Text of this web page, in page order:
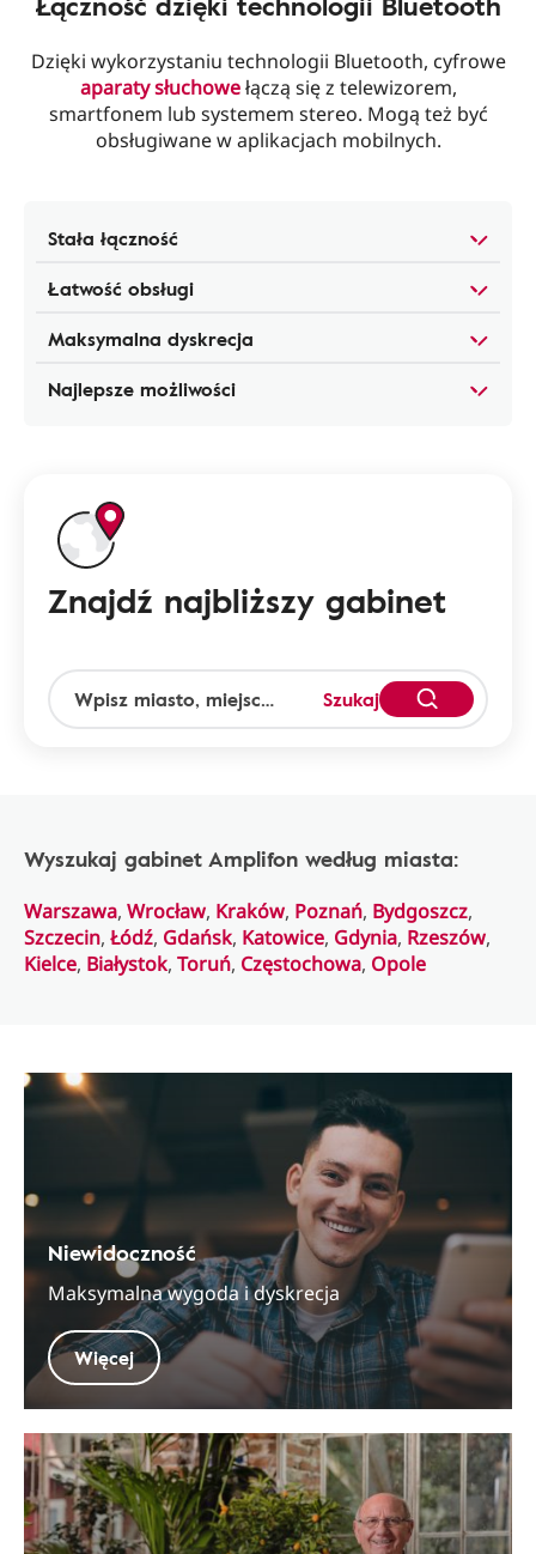
Dzięki wykorzystaniu technologii Bluetooth, cyfrowe
aparaty słuchowełączą się z telewizorem,
smartfonem lub systemem stereo. Mogą też być
obsługiwane w aplikacjach mobilnych.
Stała łączność
Łatwość obsługi
Maksymalna dyskrecja
Najlepsze możliwości
Znajdź najbliższy gabinet
Szukaj
Wyszukaj gabinet Amplifon według miasta:
Warszawa, Wrocław, Kraków, Poznań, Bydgoszcz,
Szczecin, Łódź, Gdańsk, Katowice, Gdynia, Rzeszów,
Kielce, Białystok, Toruń, Częstochowa, Opole
Niewidoczność
Maksymalna wygoda i dyskrecja
Więcej